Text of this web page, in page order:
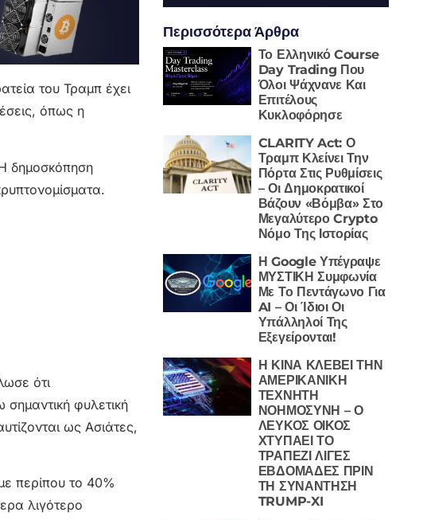
του Τραμπ έχει
όπως η
δημοσκόπηση
ότι
φυλετική
ως Ασιάτες,
περίπου το 40%
λιγότερο
Περισσότερα Άρθρα
Το Ελληνικό Course
Day Trading Που
Όλοι Ψάχνανε Και
Επιτέλους
Κυκλοφόρησε
CLARITY Act: Ο
Τραμπ Κλείνει Την
Πόρτα Στις Ρυθμίσεις
– Οι Δημοκρατικοί
Βάζουν «Βόμβα» Στο
Μεγαλύτερο Crypto
Νόμο Της Ιστορίας
Η Google Υπέγραψε
ΜΥΣΤΙΚΗ Συμφωνία
Με Το Πεντάγωνο Για
AI – Οι Ίδιοι Οι
Υπάλληλοί Της
Εξεγείρονται!
Η ΚΙΝΑ ΚΛΕΒΕΙ ΤΗΝ
ΑΜΕΡΙΚΑΝΙΚΗ
ΤΕΧΝΗΤΗ
ΝΟΗΜΟΣΥΝΗ – Ο
ΛΕΥΚΟΣ ΟΙΚΟΣ
ΧΤΥΠΑΕΙ ΤΟ
ΤΡΑΠΕΖΙ ΛΙΓΕΣ
ΕΒΔΟΜΑΔΕΣ ΠΡΙΝ
ΤΗ ΣΥΝΑΝΤΗΣΗ
TRUMP-XI